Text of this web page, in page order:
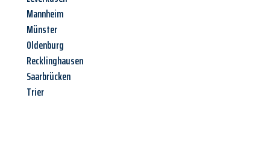
Mannheim
Münster
Oldenburg
Recklinghausen
Saarbrücken
Trier